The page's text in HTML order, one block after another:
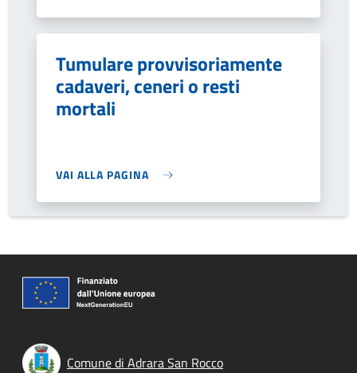
Tumulare provvisoriamente
cadaveri, ceneri o resti
mortali
VAI ALLA PAGINA
Comune di Adrara San Rocco